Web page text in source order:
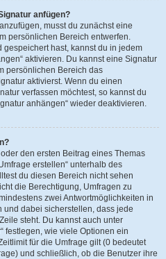
anfügen?
musst du zunächst eine
persönlichen Bereich entwerfen.
hast, kannst du in jedem
aktivieren. Du kannst eine Signatur
persönlichen Bereich das
aktivierst. Wenn du einen
verfassen möchtest, so kannst du
anhängen“ wieder deaktivieren.
den ersten Beitrag eines Themas
erstellen“ unterhalb des
du diesen Bereich nicht sehen
die Berechtigung, Umfragen zu
zwei Antwortmöglichkeiten in
dabei sicherstellen, dass jede
steht. Du kannst auch unter
festlegen, wie viele Optionen ein
für die Umfrage gilt (0 bedeutet
und schließlich, ob die Benutzer ihre